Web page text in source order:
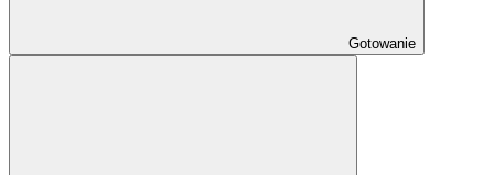
Gotowanie